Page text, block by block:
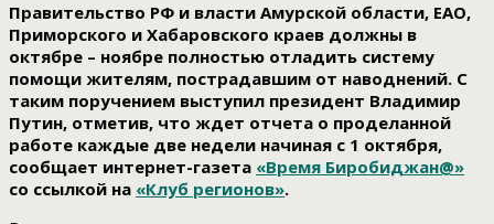
Правительство РФ и власти Амурской области, ЕАО,
Приморского и Хабаровского краев должны в
октябре – ноябре полностью отладить систему
помощи жителям, пострадавшим от наводнений. С
таким поручением выступил президент Владимир
Путин, отметив, что ждет отчета о проделанной
работе каждые две недели начиная с 1 октября,
сообщает интернет-газета «Время Биробиджан@»
со ссылкой на «Клуб регионов».